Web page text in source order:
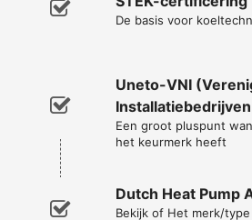
De basis voor
Uneto-VNI
Installatiebedrijven
Een groot pluspunt
het keurmerk heeft
Dutch Heat Pump
Bekijk of Het merk/